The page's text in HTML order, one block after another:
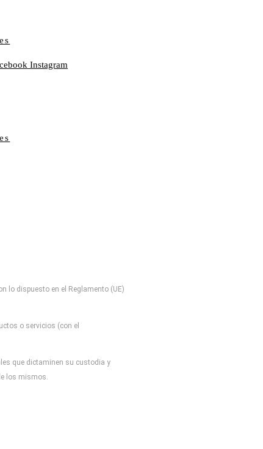
Instagram
lo dispuesto en el Reglamento (UE)
o servicios (con el
que dictaminen su custodia y
los mismos.